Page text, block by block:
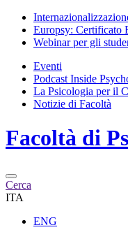
Europsy: Certificato
Webinar per gli
Eventi
Podcast Inside
La Psicologia per il
Notizie di Facoltà
Facoltà di
Cerca
ITA
ENG